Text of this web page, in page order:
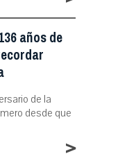
años de
de la
desde que
>